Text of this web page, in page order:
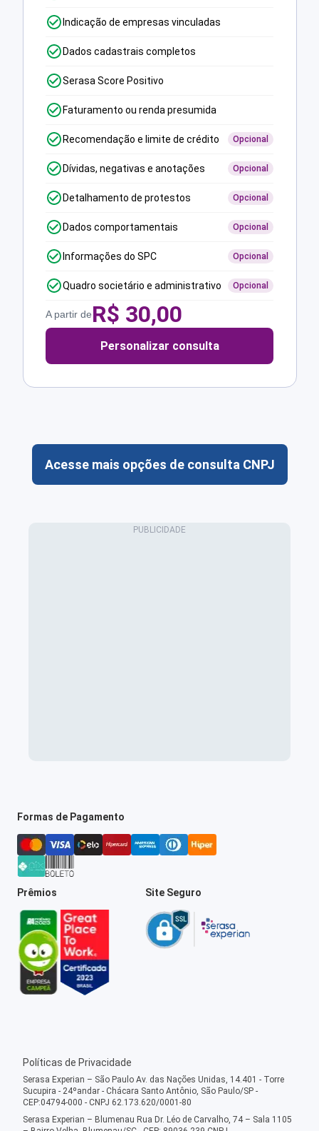
Indicação de empresas vinculadas
Dados cadastrais completos
Serasa Score Positivo
Faturamento ou renda presumida
Recomendação e limite de crédito Opcional
Dívidas, negativas e anotações Opcional
Detalhamento de protestos Opcional
Dados comportamentais Opcional
Informações do SPC Opcional
Quadro societário e administrativo Opcional
A partir deR$ 30,00
Personalizar consulta
Acesse mais opções de consulta CNPJ
Formas de Pagamento
Prêmios Site Seguro
Políticas de Privacidade
Serasa Experian – São Paulo Av. das Nações Unidas, 14.401 - Torre
Sucupira - 24ºandar - Chácara Santo Antônio, São Paulo/SP -
CEP:04794-000 - CNPJ 62.173.620/0001-80
Serasa Experian – Blumenau Rua Dr. Léo de Carvalho, 74 – Sala 1105